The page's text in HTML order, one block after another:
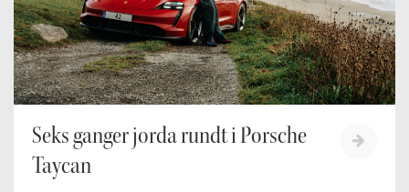
Seks ganger jorda rundt i Porsche
Taycan